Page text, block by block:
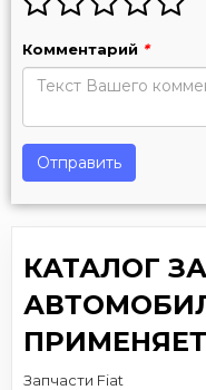
Комментарий *
Отправить
КАТАЛОГ
Запчасти Fiat